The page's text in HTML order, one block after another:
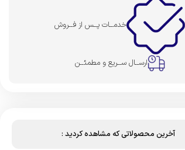
خدمــات پــس از فــروش
ارســال ســریع و مطمئــن
آخرین محصولاتی که مشاهده کردید :